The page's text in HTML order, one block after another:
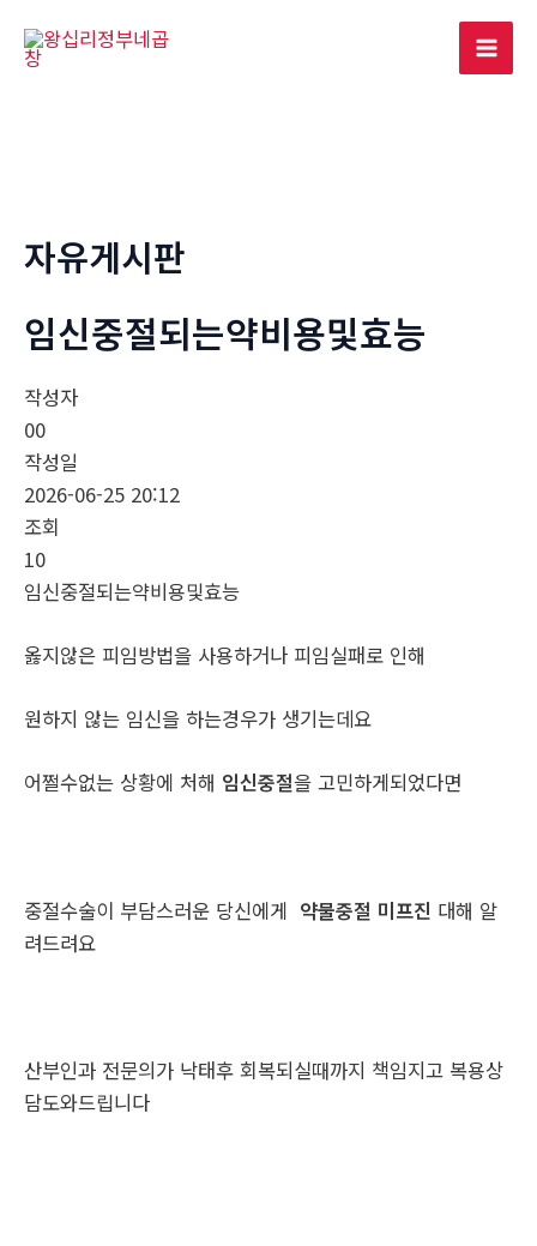
Main
자유게시판
임신중절되는약비용및효능
작성자
00
작성일
2026-06-25 20:12
조회
10
임신중절되는약비용및효능
옳지않은 피임방법을 사용하거나 피임실패로 인해
원하지 않는 임신을 하는경우가 생기는데요
어쩔수없는 상황에 처해 임신중절을 고민하게되었다면
중절수술이 부담스러운 당신에게 약물중절 미프진 대해 알
려드려요
산부인과 전문의가 낙태후 회복되실때까지 책임지고 복용상
담도와드립니다